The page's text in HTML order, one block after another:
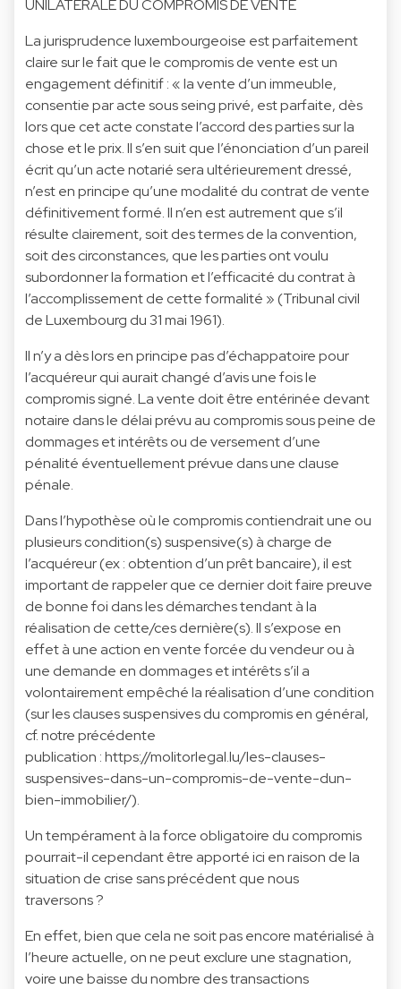
UNILATÉRALE DU COMPROMIS DE VENTE
La jurisprudence luxembourgeoise est parfaitement
claire sur le fait que le compromis de vente est un
engagement définitif : « la vente d’un immeuble,
consentie par acte sous seing privé, est parfaite, dès
lors que cet acte constate l’accord des parties sur la
chose et le prix. Il s’en suit que l’énonciation d’un pareil
écrit qu’un acte notarié sera ultérieurement dressé,
n’est en principe qu’une modalité du contrat de vente
définitivement formé. Il n’en est autrement que s’il
résulte clairement, soit des termes de la convention,
soit des circonstances, que les parties ont voulu
subordonner la formation et l’efficacité du contrat à
l’accomplissement de cette formalité » (Tribunal civil
de Luxembourg du 31 mai 1961).
Il n’y a dès lors en principe pas d’échappatoire pour
l’acquéreur qui aurait changé d’avis une fois le
compromis signé. La vente doit être entérinée devant
notaire dans le délai prévu au compromis sous peine de
dommages et intérêts ou de versement d’une
pénalité éventuellement prévue dans une clause
pénale.
Dans l’hypothèse où le compromis contiendrait une ou
plusieurs condition(s) suspensive(s) à charge de
l’acquéreur (ex : obtention d’un prêt bancaire), il est
important de rappeler que ce dernier doit faire preuve
de bonne foi dans les démarches tendant à la
réalisation de cette/ces dernière(s). Il s’expose en
effet à une action en vente forcée du vendeur ou à
une demande en dommages et intérêts s’il a
volontairement empêché la réalisation d’une condition
(sur les clauses suspensives du compromis en général,
cf. notre précédente
publication : https://molitorlegal.lu/les-clauses-
suspensives-dans-un-compromis-de-vente-dun-
bien-immobilier/).
Un tempérament à la force obligatoire du compromis
pourrait-il cependant être apporté ici en raison de la
situation de crise sans précédent que nous
traversons ?
En effet, bien que cela ne soit pas encore matérialisé à
l’heure actuelle, on ne peut exclure une stagnation,
voire une baisse du nombre des transactions